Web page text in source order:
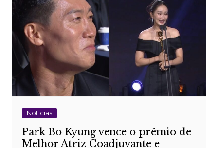
Notícias
Park Bo Kyung vence o prêmio de
Melhor Atriz Coadjuvante e